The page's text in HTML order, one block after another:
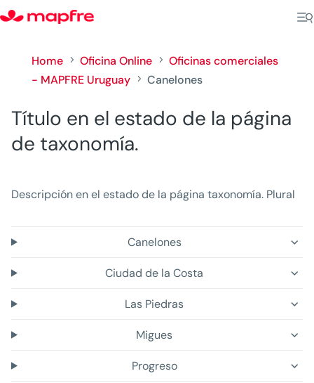
Home 5 Oficina Online 5 Oficinas comerciales
- MAPFRE Uruguay
5 Canelones
Título en el estado de la página
de taxonomía.
Descripción en el estado de la página taxonomía. Plural
Canelones
Ciudad de la Costa
Las Piedras
Migues
Progreso